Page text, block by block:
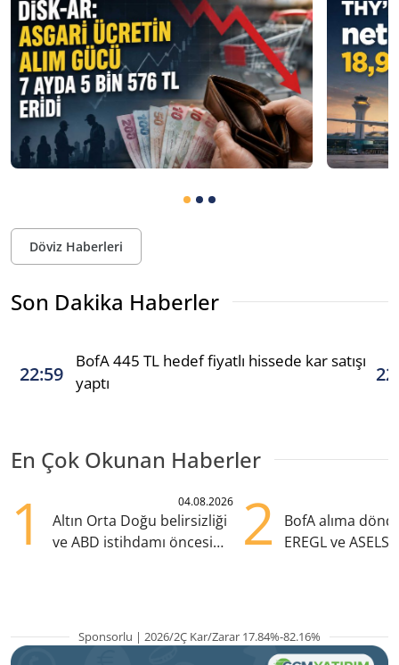
Döviz Haberleri
Son Dakika Haberler
22:59
BofA 445 TL hedef fiyatlı hissede kar satışı
yaptı
En Çok Okunan Haberler
1 04.08.2026
Altın Orta Doğu belirsizliği
ve ABD istihdamı öncesi
2
BofA alıma
EREGL ve ASELS
Sponsorlu | 2026/2Ç Kar/Zarar 17.84%-82.16%